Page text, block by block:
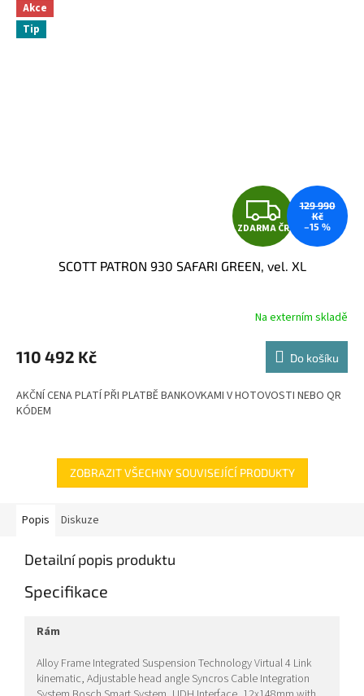
Akce
Tip
Z
D
A
R
M
A
ZDARMA ČR
129 990
Kč
–15 %
SCOTT PATRON 930 SAFARI GREEN, vel. XL
Na externím skladě
110 492 Kč Do košíku
AKČNÍ CENA PLATÍ PŘI PLATBĚ BANKOVKAMI V HOTOVOSTI NEBO QR
KÓDEM
ZOBRAZIT VŠECHNY SOUVISEJÍCÍ PRODUKTY
Popis Diskuze
Detailní popis produktu
Specifikace
rám
Alloy Frame Integrated Suspension Technology Virtual 4 Link
kinematic, Adjustable head angle Syncros Cable Integration